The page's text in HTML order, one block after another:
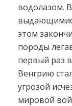
водолазом.
этом
породы
первый раз
Венгрию
угрозой
мировой